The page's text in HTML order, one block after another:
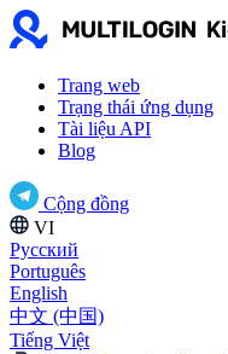
Trang web
Trạng thái ứng dụng
Tài liệu API
Blog
Cộng đồng
VI
Русский
Português
English
中文 (中国)
Tiếng Việt